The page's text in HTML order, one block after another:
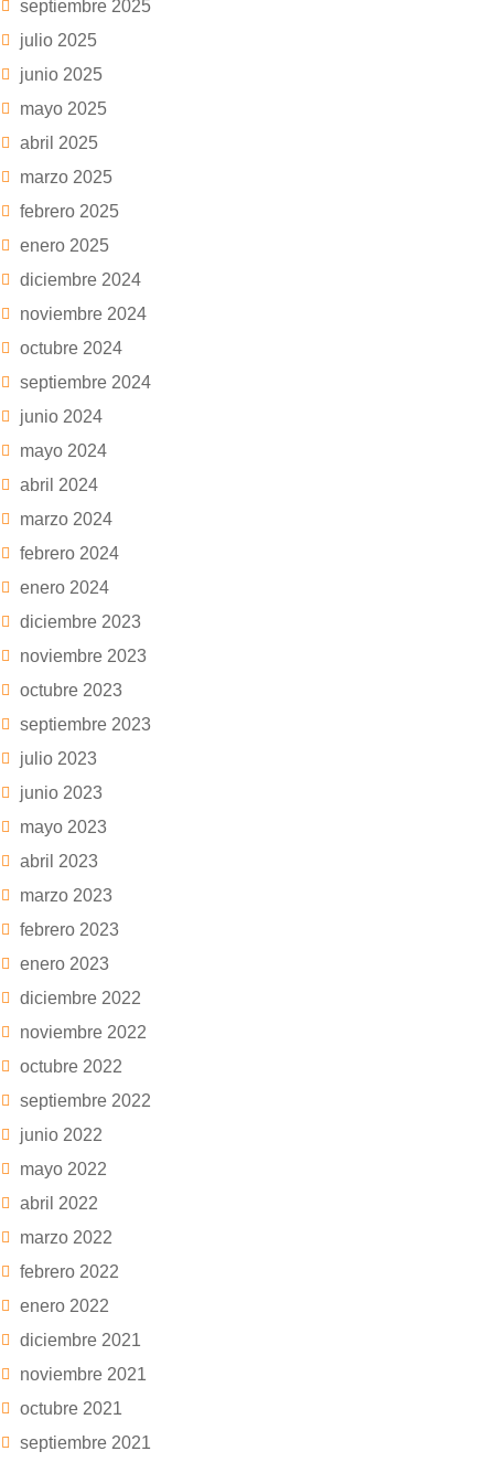
septiembre 2025
julio 2025
junio 2025
mayo 2025
abril 2025
marzo 2025
febrero 2025
enero 2025
diciembre 2024
noviembre 2024
octubre 2024
septiembre 2024
junio 2024
mayo 2024
abril 2024
marzo 2024
febrero 2024
enero 2024
diciembre 2023
noviembre 2023
octubre 2023
septiembre 2023
julio 2023
junio 2023
mayo 2023
abril 2023
marzo 2023
febrero 2023
enero 2023
diciembre 2022
noviembre 2022
octubre 2022
septiembre 2022
junio 2022
mayo 2022
abril 2022
marzo 2022
febrero 2022
enero 2022
diciembre 2021
noviembre 2021
octubre 2021
septiembre 2021